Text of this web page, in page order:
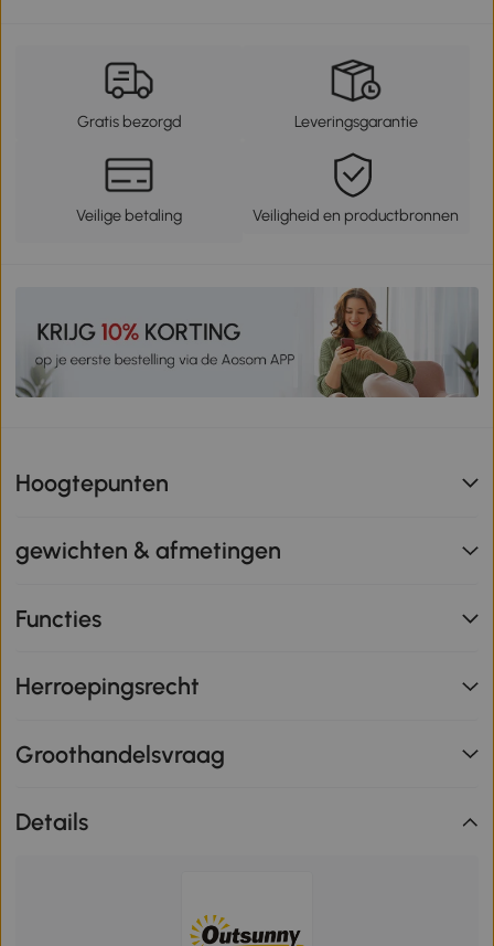
Gratis bezorgd Leveringsgarantie
Veilige betaling Veiligheid en productbronnen
Hoogtepunten
gewichten & afmetingen
Functies
Herroepingsrecht
Groothandelsvraag
Details